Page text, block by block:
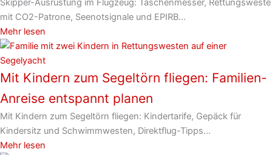
mit CO2-Patrone, Seenotsignale und EPIRB...
Mehr lesen
Mit Kindern zum Segeltörn fliegen: Familien-
Anreise entspannt planen
Mit Kindern zum Segeltörn fliegen: Kindertarife, Gepäck für
Kindersitz und Schwimmwesten, Direktflug-Tipps...
Mehr lesen